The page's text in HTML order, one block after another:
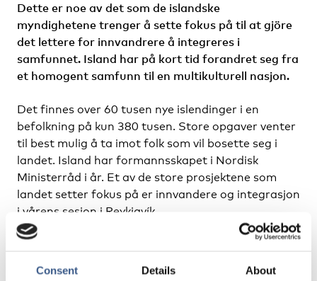
Consent Details About
Dette er noe av det som de islandske
myndighetene trenger å sette fokus på til at gjöre
det lettere for innvandrere å integreres i
samfunnet. Island har på kort tid forandret seg fra
et homogent samfunn til en multikulturell nasjon.
Det finnes over 60 tusen nye islendinger i en
befolkning på kun 380 tusen. Store opgaver venter
til best mulig å ta imot folk som vil bosette seg i
landet. Island har formannsskapet i Nordisk
Ministerråd i år. Et av de store prosjektene som
landet setter fokus på er innvandere og integrasjon
i vårens sesjon i Reykjavík.